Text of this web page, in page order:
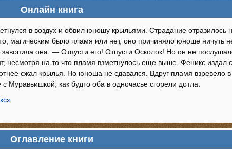
Онлайн книга
в воздух и обвил юношу крыльями. Страдание отразилось
магическим было пламя или нет, оно причиняло юноше ничуть
она. — Отпусти его! Отпусти Осколок! Но он не
несмотря на то что пламя взметнулось еще выше. Феникс издал
сжал крылья. Но юноша не сдавался. Вдруг пламя взревело в
Муравьишкой, как будто оба в одночасье сгорели дотла.
Оглавление книги